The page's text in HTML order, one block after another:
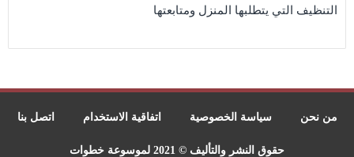
التنظيف التي يتطلبها المنزل ومتابعتها
من نحن سياسة الخصوصية اتفاقية الاستخدام اتصل بنا
حقوق النشر والتأليف © 2021 لموسوعة خطوات